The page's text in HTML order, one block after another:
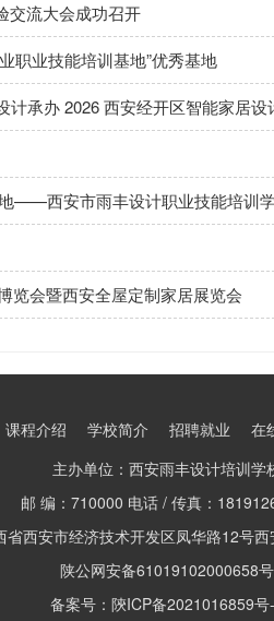
交流大会成功召开
职业技能培训基地”优秀基地
计承办 2026 西安经开区智能家居
——西安市雨丰设计职业技能培训
览会暨西安全屋定制家居展览会
课程介绍 学校简介 招聘就业 在
主办单位：西安雨丰设计培训学
邮 编：710000 电话 / 传真：
省西安市经济技术开发区凤华路12号
陕公网安备61019102000658号
备案号：陝ICP备2021016859号